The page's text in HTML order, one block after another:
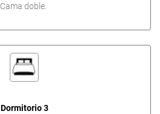
Cama doble.
Dormitorio 3